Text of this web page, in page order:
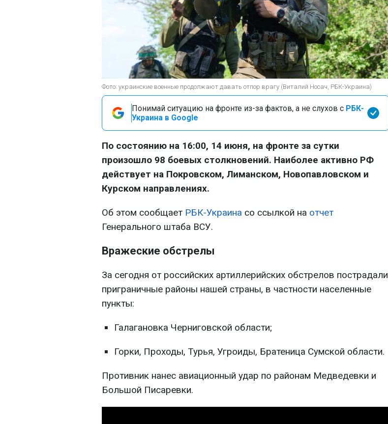
Фото: украинские военные продолжают давать отпор врагу (Виталий Носач, РБК-Украина)
Понимай ситуацию на фронте из-за фактов, а не слухов с РБК-
Украина в Google
По состоянию на 16:00, 14 июня, на фронте за сутки
произошло 98 боевых столкновений. Наиболее активно РФ
действует на Покровском, Лиманском, Новопавловском и
Курском направлениях.
Об этом сообщает РБК-Украина со ссылкой на отчет
Генерального штаба ВСУ.
Вражеские обстрелы
За сегодня от российских артиллерийских обстрелов пострадали
приграничные районы нашей страны, в частности населенные
пункты:
Галагановка Черниговской области;
Горки, Проходы, Турья, Угроиды, Братеница Сумской области.
Противник нанес авиационный удар по районам Медведевки и
Большой Писаревки.